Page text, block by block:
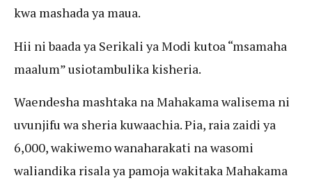
kwa mashada ya maua.
Hii ni baada ya Serikali ya Modi kutoa “msamaha
maalum” usiotambulika kisheria.
Waendesha mashtaka na Mahakama walisema ni
uvunjifu wa sheria kuwaachia. Pia, raia zaidi ya
6,000, wakiwemo wanaharakati na wasomi
waliandika risala ya pamoja wakitaka Mahakama